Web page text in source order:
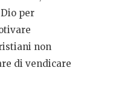
per
non
di vendicare